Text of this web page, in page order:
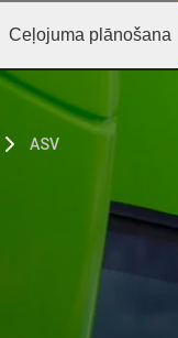
Ceļojuma plānošana
ASV